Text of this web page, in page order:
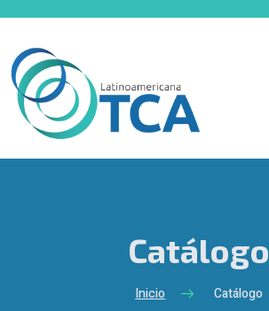
Catálogo
Inicio Catálogo